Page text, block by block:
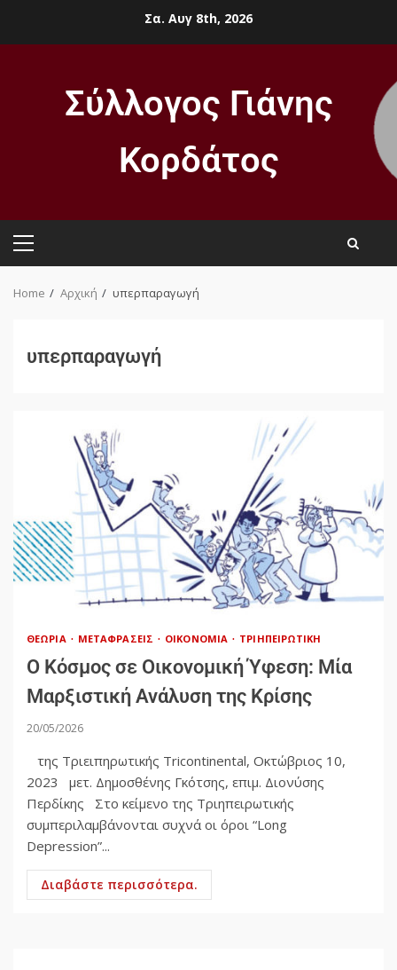
Σα. Αυγ 8th, 2026
Σύλλογος Γιάνης
Κορδάτος
Home Αρχική υπερπαραγωγή
υπερπαραγωγή
ΘΕΩΡΊΑ ΜΕΤΑΦΡΆΣΕΙΣ ΟΙΚΟΝΟΜΊΑ ΤΡΙΗΠΕΙΡΩΤΙΚΉ
Ο Κόσμος σε Οικονομική Ύφεση: Μία
Μαρξιστική Ανάλυση της Κρίσης
20/05/2026
της Τριειπηρωτικής Tricontinental, Οκτώβριος 10,
2023 μετ. Δημοσθένης Γκότσης, επιμ. Διονύσης
Περδίκης Στο κείμενο της Τριηπειρωτικής
συμπεριλαμβάνονται συχνά οι όροι “Long
Depression”...
Διαβάστε περισσότερα.